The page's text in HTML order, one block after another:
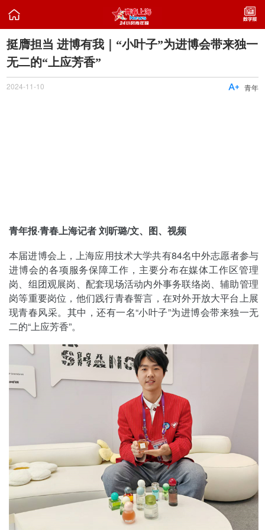

挺膺担当 进博有我｜“小叶子”为进博会带来独一
无二的“上应芳香”
2024-11-10 青年

青年报·青春上海记者 刘昕璐/文、图、视频
本届进博会上，上海应用技术大学共有84名中外志愿者参与
进博会的各项服务保障工作，主要分布在媒体工作区管理
岗、组团观展岗、配套现场活动内外事务联络岗、辅助管理
岗等重要岗位，他们践行青春誓言，在对外开放大平台上展
现青春风采。其中，还有一名“小叶子”为进博会带来独一无
二的“上应芳香”。